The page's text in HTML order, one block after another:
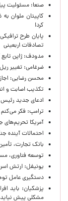
صنعا: مسئولیت
کاپیتان ملوان
کرد!
تصادفات اربعینی
مدودف: ژاپن
ضرغامی: تغییر
محسن رضایی:
تکذیب اصابت و
ادعای جدید رئیس
ترامپ: فکر می‌کنم
آمریکا تحریم‌های
احتمالات آینده
بانک تجارت،
توسعه فناوری،
یونیفل: ارتش اسرائیل در یک روز ۱۱۳
دستگیری عامل
پزشکیان: باید
مشکلی پیش نیاید